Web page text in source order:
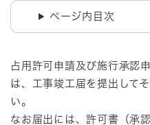
背景色変更 白 黒 青
ページ内目次
占用許可申請及び施行承認
は、工事竣工届を提出して
い。
なお届出には、許可書（承